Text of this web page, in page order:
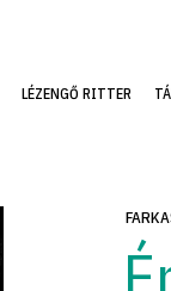
LÉZENGŐ RITTER